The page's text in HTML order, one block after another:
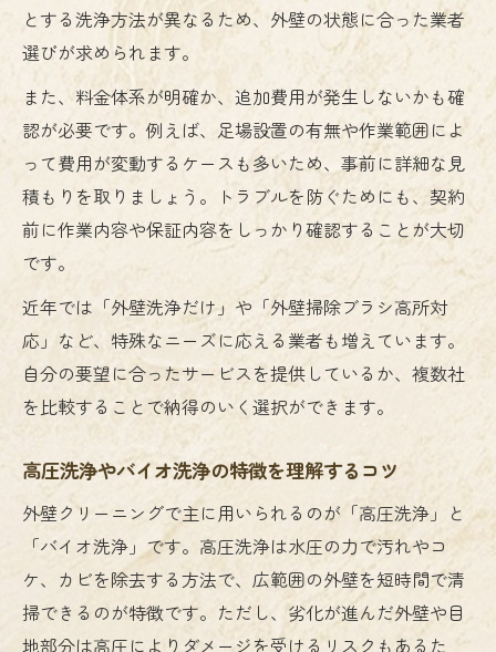
高所作業時の外壁掃除で守るべき安全対策
外壁塗装前に自分でできる効果的な掃除方
法
外壁掃除ケルヒャー使用時の注意ポイント
外壁掃除を自分で行う際の失敗しないコツ
とする洗浄方法が異なるため、外壁の状態に合った業者
選びが求められます。
また、料金体系が明確か、追加費用が発生しないかも確
認が必要です。例えば、足場設置の有無や作業範囲によ
って費用が変動するケースも多いため、事前に詳細な見
積もりを取りましょう。トラブルを防ぐためにも、契約
前に作業内容や保証内容をしっかり確認することが大切
です。
近年では「外壁洗浄だけ」や「外壁掃除ブラシ高所対
応」など、特殊なニーズに応える業者も増えています。
自分の要望に合ったサービスを提供しているか、複数社
を比較することで納得のいく選択ができます。
高圧洗浄やバイオ洗浄の特徴を理解するコツ
外壁クリーニングで主に用いられるのが「高圧洗浄」と
「バイオ洗浄」です。高圧洗浄は水圧の力で汚れやコ
ケ、カビを除去する方法で、広範囲の外壁を短時間で清
掃できるのが特徴です。ただし、劣化が進んだ外壁や目
地部分は高圧によりダメージを受けるリスクもあるた